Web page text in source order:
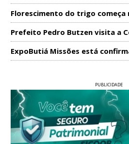
Florescimento do trigo começa
Prefeito Pedro Butzen visita a
ExpoButiá Missões está
PUBLICIDADE